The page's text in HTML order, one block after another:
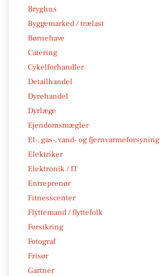
Bryghus
Byggemarked / trælast
Børnehave
Catering
Cykelforhandler
Detailhandel
Dyrehandel
Dyrlæge
Ejendomsmægler
El-, gas-, vand- og fjernvarmeforsyning
Elektriker
Elektronik / IT
Entreprenør
Fitnesscenter
Flyttemand / flyttefolk
Forsikring
Fotograf
Frisør
Gartner